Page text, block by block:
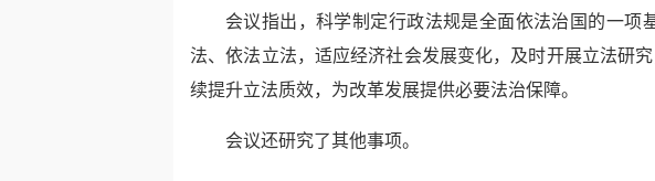
会议指出，科学制定行政法规是全面依法治国的一
法、依法立法，适应经济社会发展变化，及时开展立法研
续提升立法质效，为改革发展提供必要法治保障。
会议还研究了其他事项。